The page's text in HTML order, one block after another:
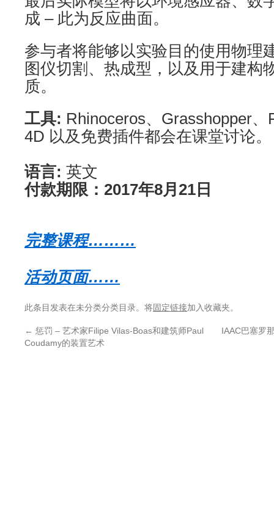
成 – 此为反应曲面。
参与者将能够以实验目的使用物理
图仪切割、热成型，以及用于建构
质。
工具: Rhinoceros、Grasshopper
4D 以及免费插件都会在课堂讨论。
语言: 英文
付款期限：2017年8月21日
完整课程………
活动页面……
此条目发表在未分类分类目录。将固定链接加入收藏夹。
← 惩罚 – 艺术家Filipe Vilas-Boas和建筑师Paul
Coudamy的装置艺术
IAAC巴塞罗